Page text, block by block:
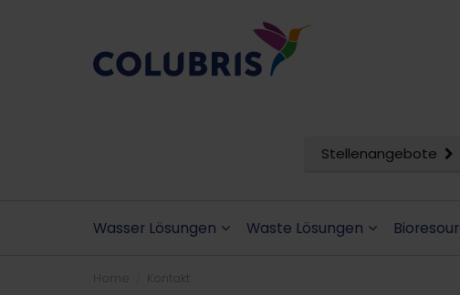
Stellenangebote
Wasser Lösungen Waste Lösungen
Home Kontakt